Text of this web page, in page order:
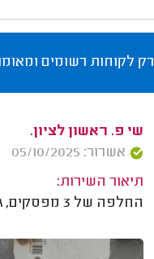
רק לקוחות רשומים
שי פ. ראשון לציון.
אשרור: 05/10/2025
תיאור השירות:
החלפה של 3 מפסקים, גשר וחוט הזנה בתוך הלוח חשמל.